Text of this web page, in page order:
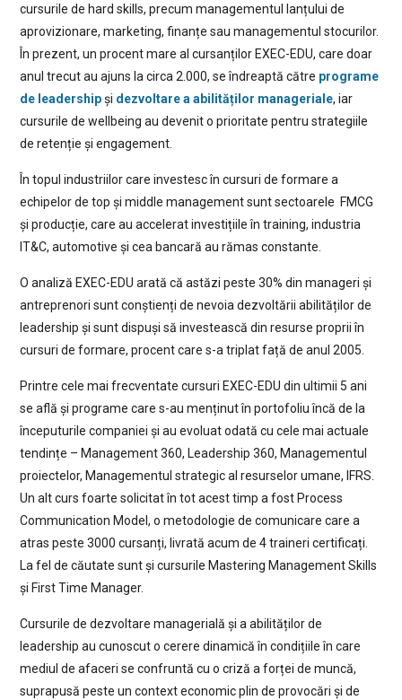
cursurile de hard skills, precum managementul lanțului de
aprovizionare, marketing, finanțe sau managementul stocurilor.
În prezent, un procent mare al cursanților EXEC-EDU, care doar
anul trecut au ajuns la circa 2.000, se îndreaptă către programe
de leadershipși dezvoltare a abilităților manageriale, iar
cursurile de wellbeing au devenit o prioritate pentru strategiile
de retenție și engagement.
În topul industriilor care investesc în cursuri de formare a
echipelor de top și middle management sunt sectoarele FMCG
și producție, care au accelerat investițiile în training, industria
IT&C, automotive și cea bancară au rămas constante.
O analiză EXEC-EDU arată că astăzi peste 30% din manageri și
antreprenori sunt conștienți de nevoia dezvoltării abilităților de
leadership și sunt dispuși să investească din resurse proprii în
cursuri de formare, procent care s-a triplat față de anul 2005.
Printre cele mai frecventate cursuri EXEC-EDU din ultimii 5 ani
se află și programe care s-au menținut în portofoliu încă de la
începuturile companiei și au evoluat odată cu cele mai actuale
tendințe – Management 360, Leadership 360, Managementul
proiectelor, Managementul strategic al resurselor umane, IFRS.
Un alt curs foarte solicitat în tot acest timp a fost Process
Communication Model, o metodologie de comunicare care a
atras peste 3000 cursanți, livrată acum de 4 traineri certificați.
La fel de căutate sunt și cursurile Mastering Management Skills
și First Time Manager.
Cursurile de dezvoltare managerială și a abilităților de
leadership au cunoscut o cerere dinamică în condițiile în care
mediul de afaceri se confruntă cu o criză a forței de muncă,
suprapusă peste un context economic plin de provocări și de